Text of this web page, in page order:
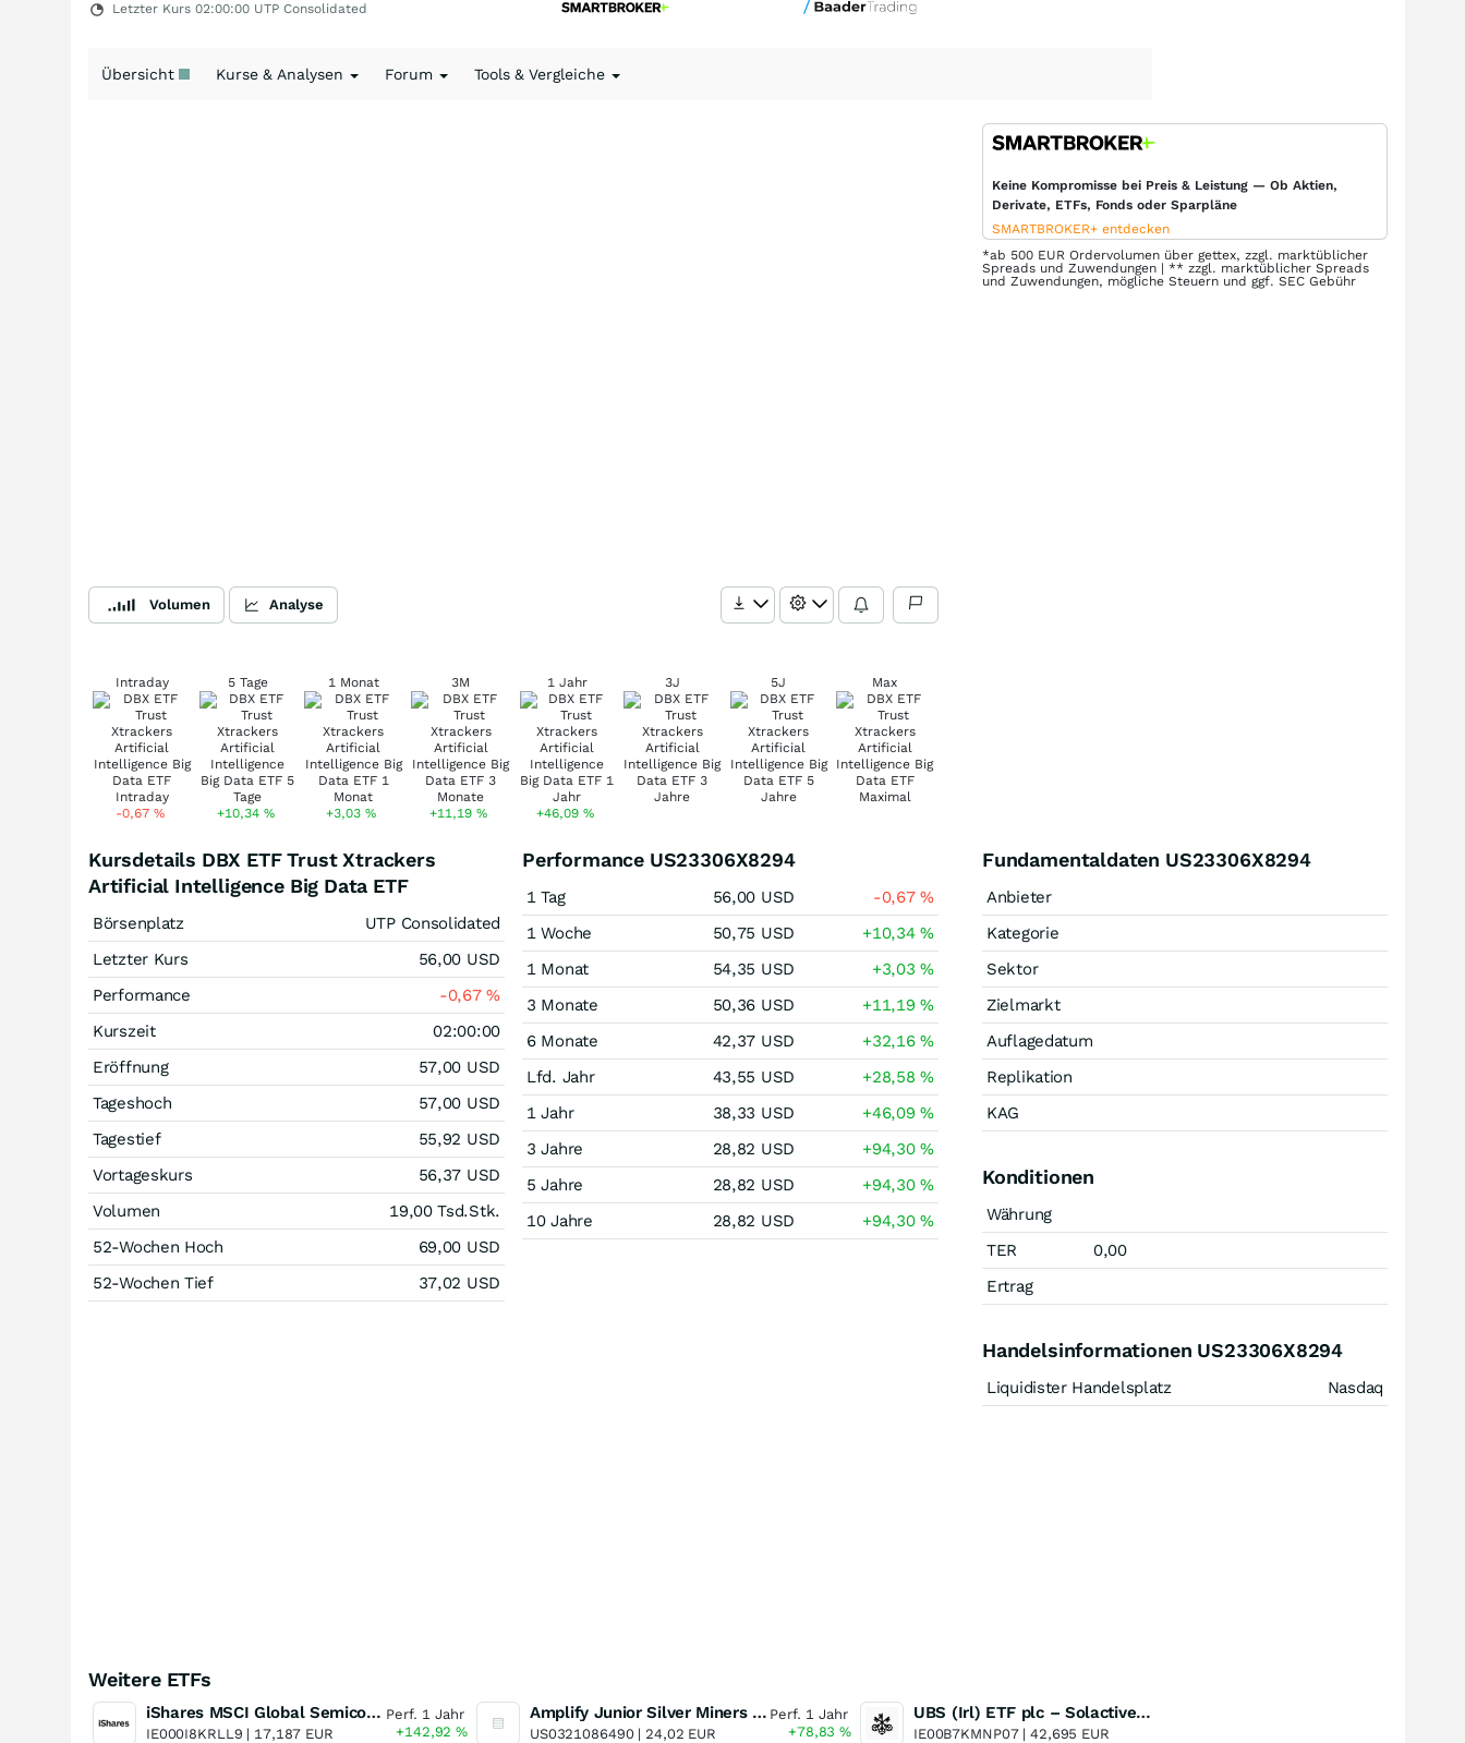
Letzter Kurs 02:00:00 UTP Consolidated
Übersicht Kurse & Analysen Forum Tools & Vergleiche
Volumen Analyse
Intraday
-0,67 %
5 Tage
+10,34 %
1 Monat
+3,03%
3M
+11,19%
1 Jahr
+46,09 %
3J 5J Max
Keine Kompromisse bei Preis & Leistung — Ob Aktien,
Derivate, ETFs, Fonds oder Sparpläne
SMARTBROKER+ entdecken
*ab 500 EUR Ordervolumen über gettex, zzgl. marktüblicher
Spreads und Zuwendungen | ** zzgl. marktüblicher Spreads
und Zuwendungen, mögliche Steuern und ggf. SEC Gebühr
Kursdetails DBX ETF Trust Xtrackers
Artificial Intelligence Big Data ETF
Börsenplatz
UTP Consolidated
Letzter Kurs
56,00 USD
Performance
-0,67%
Kurszeit
02:00:00
Eröffnung
57,00 USD
Tageshoch
57,00 USD
Tagestief
55,92 USD
Vortageskurs
56,37 USD
Volumen
19,00 Tsd.Stk.
52-Wochen Hoch
69,00 USD
52-Wochen Tief
37,02 USD
Performance US23306X8294
1 Tag 56,00 USD -0,67%
1 Woche
50,75 USD +10,34%
1 Monat
54,35 USD +3,03%
3 Monate
50,36 USD +11,19%
6 Monate
42,37 USD +32,16%
Lfd. Jahr
43,55 USD +28,58%
1 Jahr
38,33 USD +46,09%
3 Jahre
28,82 USD +94,30%
5 Jahre
28,82 USD +94,30%
10 Jahre
28,82 USD +94,30%
Fundamentaldaten US23306X8294
Anbieter
Kategorie
Sektor
Zielmarkt
Auflagedatum
Replikation
KAG
Konditionen
Währung
TER
0,00
Ertrag
Handelsinformationen US23306X8294
Liquidister Handelsplatz Nasdaq
Weitere ETFs
iShares MSCI Global Semiconductors UCITS ETF USD (Acc)
IE000I8KRLL9 | 17,187 EUR
Perf. 1 Jahr
+142,92%
Amplify Junior Silver Miners ETF Junior Silver Miners ETF
US0321086490 | 24,02 EUR
Perf. 1 Jahr
+78,83%
UBS (Irl) ETF plc – Solactive Global Pure Gold Miners UCITS ETF - A Dis USD o.N.
IE00B7KMNP07 |42,695 EUR